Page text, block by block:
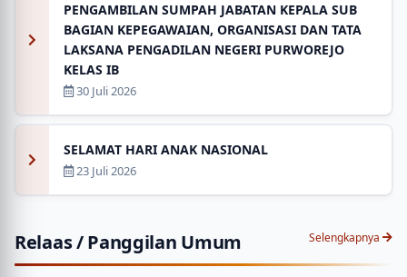
PENGAMBILAN SUMPAH JABATAN KEPALA SUB
BAGIAN KEPEGAWAIAN, ORGANISASI DAN TATA
LAKSANA PENGADILAN NEGERI PURWOREJO
KELAS IB
30 Juli 2026
SELAMAT HARI ANAK NASIONAL
23 Juli 2026
Relaas / Panggilan Umum Selengkapnya